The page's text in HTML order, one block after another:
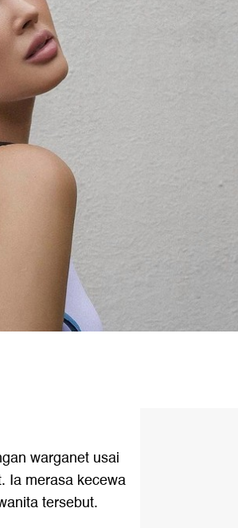
warganet usai
. Ia merasa kecewa
tersebut.